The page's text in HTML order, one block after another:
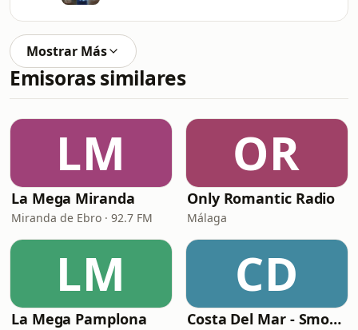
Mostrar Más
Emisoras similares
LM
La Mega Miranda
Miranda de Ebro · 92.7 FM
OR
Only Romantic Radio
Málaga
LM
La Mega Pamplona
CD
Costa Del Mar - Smooth Jazz